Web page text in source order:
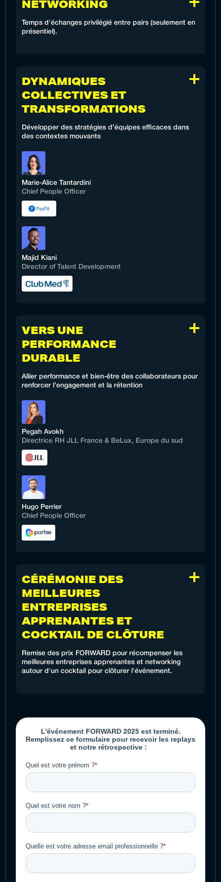
NETWORKING
Temps d'échanges privilégié entre pairs (seulement en
présentiel).
DYNAMIQUES
COLLECTIVES ET
TRANSFORMATIONS
Développer des stratégies d’équipes efficaces dans
des contextes mouvants
Marie-Alice Tantardini
Chief People Officer
Majid Kiani
Director of Talent Development
VERS UNE
PERFORMANCE
DURABLE
Allier performance et bien-être des collaborateurs pour
renforcer l’engagement et la rétention
Pegah Avokh
Directrice RH JLL France & BeLux, Europe du sud
Hugo Perrier
Chief People Officer
CÉRÉMONIE DES
MEILLEURES
ENTREPRISES
APPRENANTES ET
COCKTAIL DE CLÔTURE
Remise des prix FORWARD pour récompenser les
meilleures entreprises apprenantes et networking
autour d'un cocktail pour clôturer l'événement.